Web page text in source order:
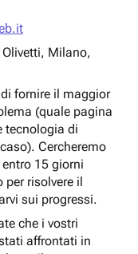
Milano,
fornire il maggior
(quale pagina
tecnologia di
Cercheremo
15 giorni
per risolvere il
sui progressi.
che i vostri
affrontati in